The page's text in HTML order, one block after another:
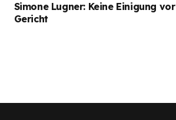
Simone Lugner: Keine Einigung vor
Gericht